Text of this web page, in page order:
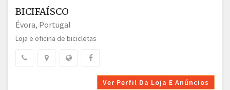
BICIFAÍSCO
Évora, Portugal
Loja e oficina de bicicletas
Ver Perfil Da Loja E Anúncios